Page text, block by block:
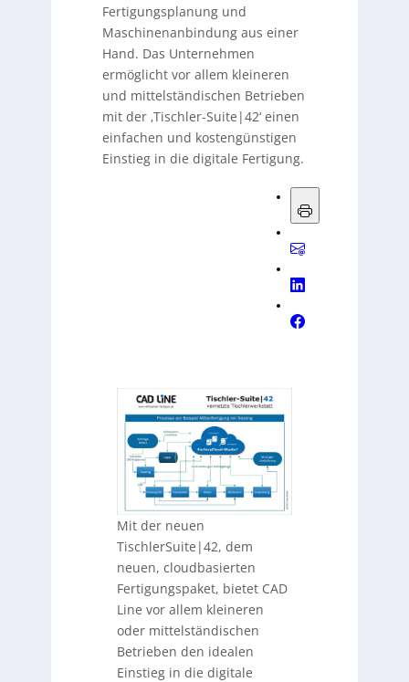
Fertigungsplanung und
Maschinenanbindung aus einer
Hand. Das Unternehmen
ermöglicht vor allem kleineren
und mittelständischen Betrieben
mit der ‚Tischler-Suite|42‘ einen
einfachen und kostengünstigen
Einstieg in die digitale Fertigung.
Mit der neuen
TischlerSuite|42, dem
neuen, cloudbasierten
Fertigungspaket, bietet CAD
Line vor allem kleineren
oder mittelständischen
Betrieben den idealen
Einstieg in die digitale